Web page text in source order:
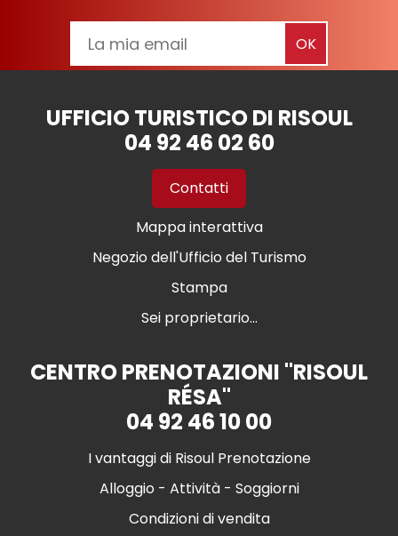
UFFICIO TURISTICO DI RISOUL
04 92 46 02 60
Contatti
Mappa interattiva
Negozio dell'Ufficio del Turismo
Stampa
Sei proprietario...
CENTRO PRENOTAZIONI "RISOUL
RÉSA"
04 92 46 10 00
I vantaggi di Risoul Prenotazione
Alloggio - Attività - Soggiorni
Condizioni di vendita